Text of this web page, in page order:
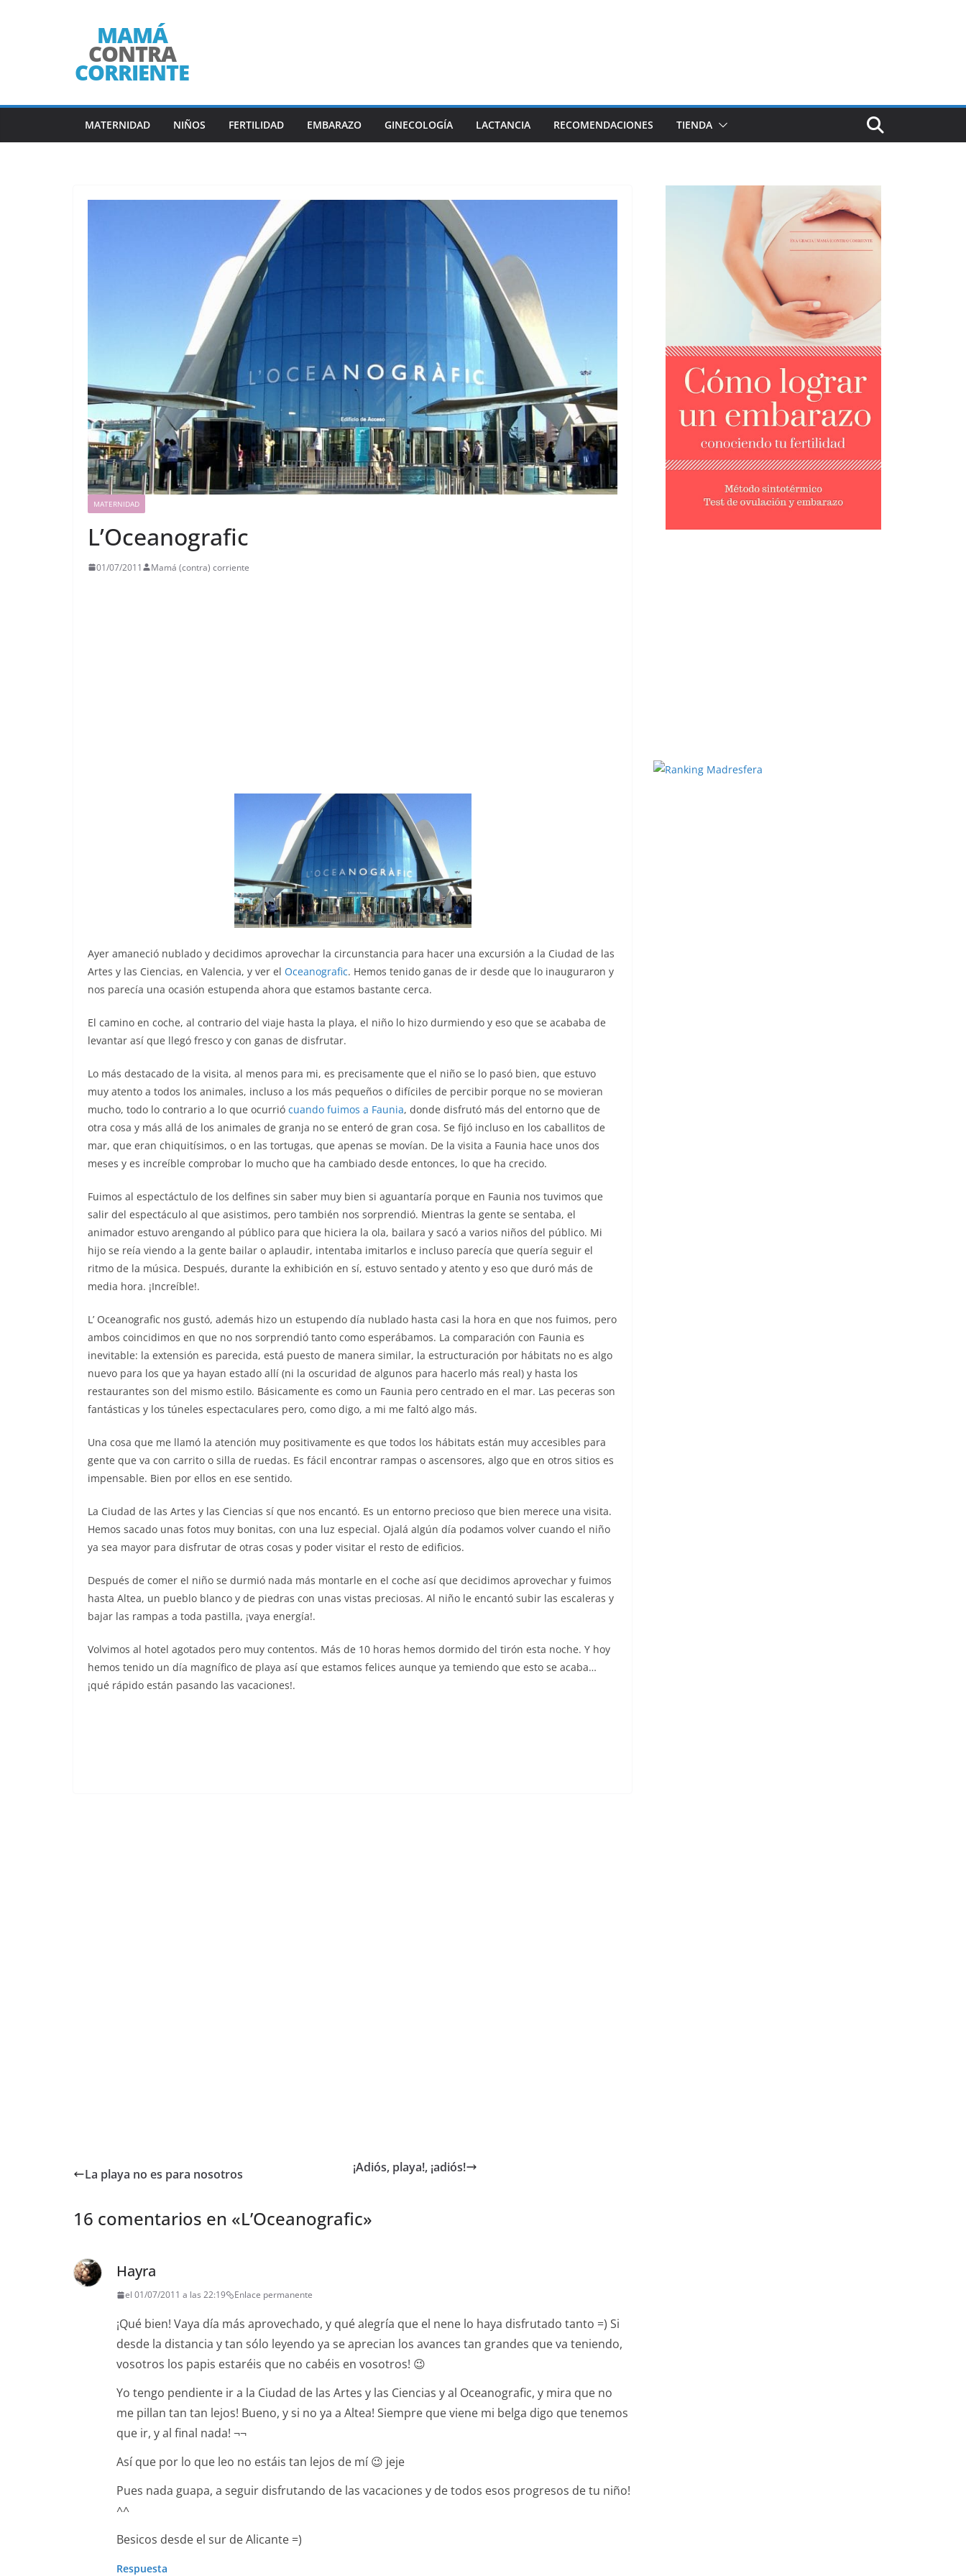
MATERNIDAD NIÑOS FERTILIDAD EMBARAZO GINECOLOGÍA LACTANCIA RECOMENDACIONES TIENDA
MATERNIDAD
L’Oceanografic
01/07/2011 Mamá (contra) corriente
Ayer amaneció nublado y decidimos aprovechar la circunstancia para hacer una excursión a la Ciudad de las
Artes y las Ciencias, en Valencia, y ver el Oceanografic. Hemos tenido ganas de ir desde que lo inauguraron y
nos parecía una ocasión estupenda ahora que estamos bastante cerca.
El camino en coche, al contrario del viaje hasta la playa, el niño lo hizo durmiendo y eso que se acababa de
levantar así que llegó fresco y con ganas de disfrutar.
Lo más destacado de la visita, al menos para mi, es precisamente que el niño se lo pasó bien, que estuvo
muy atento a todos los animales, incluso a los más pequeños o difíciles de percibir porque no se movieran
mucho, todo lo contrario a lo que ocurrió cuando fuimos a Faunia, donde disfrutó más del entorno que de
otra cosa y más allá de los animales de granja no se enteró de gran cosa. Se fijó incluso en los caballitos de
mar, que eran chiquitísimos, o en las tortugas, que apenas se movían. De la visita a Faunia hace unos dos
meses y es increíble comprobar lo mucho que ha cambiado desde entonces, lo que ha crecido.
Fuimos al espectáctulo de los delfines sin saber muy bien si aguantaría porque en Faunia nos tuvimos que
salir del espectáculo al que asistimos, pero también nos sorprendió. Mientras la gente se sentaba, el
animador estuvo arengando al público para que hiciera la ola, bailara y sacó a varios niños del público. Mi
hijo se reía viendo a la gente bailar o aplaudir, intentaba imitarlos e incluso parecía que quería seguir el
ritmo de la música. Después, durante la exhibición en sí, estuvo sentado y atento y eso que duró más de
media hora. ¡Increíble!.
L’ Oceanografic nos gustó, además hizo un estupendo día nublado hasta casi la hora en que nos fuimos, pero
ambos coincidimos en que no nos sorprendió tanto como esperábamos. La comparación con Faunia es
inevitable: la extensión es parecida, está puesto de manera similar, la estructuración por hábitats no es algo
nuevo para los que ya hayan estado allí (ni la oscuridad de algunos para hacerlo más real) y hasta los
restaurantes son del mismo estilo. Básicamente es como un Faunia pero centrado en el mar. Las peceras son
fantásticas y los túneles espectaculares pero, como digo, a mi me faltó algo más.
Una cosa que me llamó la atención muy positivamente es que todos los hábitats están muy accesibles para
gente que va con carrito o silla de ruedas. Es fácil encontrar rampas o ascensores, algo que en otros sitios es
impensable. Bien por ellos en ese sentido.
La Ciudad de las Artes y las Ciencias sí que nos encantó. Es un entorno precioso que bien merece una visita.
Hemos sacado unas fotos muy bonitas, con una luz especial. Ojalá algún día podamos volver cuando el niño
ya sea mayor para disfrutar de otras cosas y poder visitar el resto de edificios.
Después de comer el niño se durmió nada más montarle en el coche así que decidimos aprovechar y fuimos
hasta Altea, un pueblo blanco y de piedras con unas vistas preciosas. Al niño le encantó subir las escaleras y
bajar las rampas a toda pastilla, ¡vaya energía!.
Volvimos al hotel agotados pero muy contentos. Más de 10 horas hemos dormido del tirón esta noche. Y hoy
hemos tenido un día magnífico de playa así que estamos felices aunque ya temiendo que esto se acaba…
¡qué rápido están pasando las vacaciones!.
La playa no es para nosotros ¡Adiós, playa!, ¡adiós!
16 comentarios en «L’Oceanografic»
Hayra
el 01/07/2011 a las 22:19 Enlace permanente
¡Qué bien! Vaya día más aprovechado, y qué alegría que el nene lo haya disfrutado tanto =) Si
desde la distancia y tan sólo leyendo ya se aprecian los avances tan grandes que va teniendo,
vosotros los papis estaréis que no cabéis en vosotros! 😉
Yo tengo pendiente ir a la Ciudad de las Artes y las Ciencias y al Oceanografic, y mira que no
me pillan tan tan lejos! Bueno, y si no ya a Altea! Siempre que viene mi belga digo que tenemos
que ir, y al final nada! ¬¬
Así que por lo que leo no estáis tan lejos de mí 😉 jeje
Pues nada guapa, a seguir disfrutando de las vacaciones y de todos esos progresos de tu niño!
^^
Besicos desde el sur de Alicante =)
Respuesta